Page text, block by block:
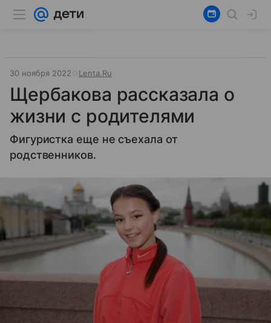
30 ноября 2022 Lenta.Ru
Щербакова рассказала о
жизни с родителями
Фигуристка еще не съехала от
родственников.